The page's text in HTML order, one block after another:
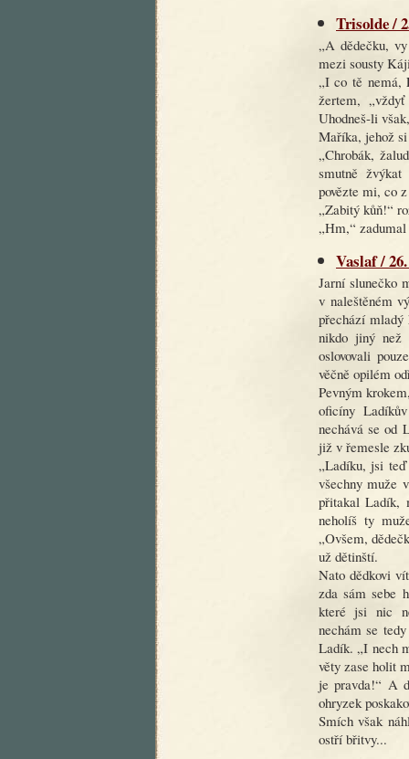
Trisolde /
„A dědečku,
mezi sousty
„I co tě nemá,
žertem,
Uhodneš-li
Maříka, jehož
„Chrobák,
smutně žvýkat
povězte mi, co
„Zabitý kůň!“
„Hm,“
Vaslaf /
Jarní slunečko
v naleštěném
přechází
nikdo jiný
oslovovali
věčně opilém
Pevným
oficíny
nechává se od
již v řemesle
„Ladíku, jsi
všechny muže
přitakal Ladík,
neholíš ty
„Ovšem,
už dětinští.
Nato dědkovi
zda sám sebe
které jsi nic
nechám se
Ladík. „I nech
věty zase holit
je pravda!“ A
ohryzek
Smích však
ostří břitvy...